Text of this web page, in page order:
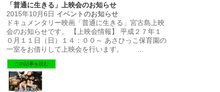
「普通に生きる」上映会のお知らせ
2015年10月6日 イベントのお知らせ
ドキュメンタリー映画「普通に生きる」宮古島上映
会のお知らせです。 【上映会情報】 平成２７年１
０月１１日（日）１４：００～ あさひっこ保育園の
一室をお借りして上映会を行います。 …
この記事を読む